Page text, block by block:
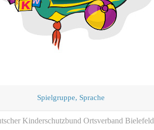
Spielgruppe, Sprache
Kinderschutzbund Ortsverband Bielefeld